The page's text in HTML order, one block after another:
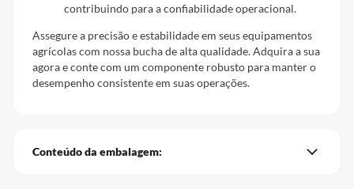
contribuindo para a confiabilidade operacional.
Assegure a precisão e estabilidade em seus equipamentos
agrícolas com nossa bucha de alta qualidade. Adquira a sua
agora e conte com um componente robusto para manter o
desempenho consistente em suas operações.
Conteúdo da embalagem: